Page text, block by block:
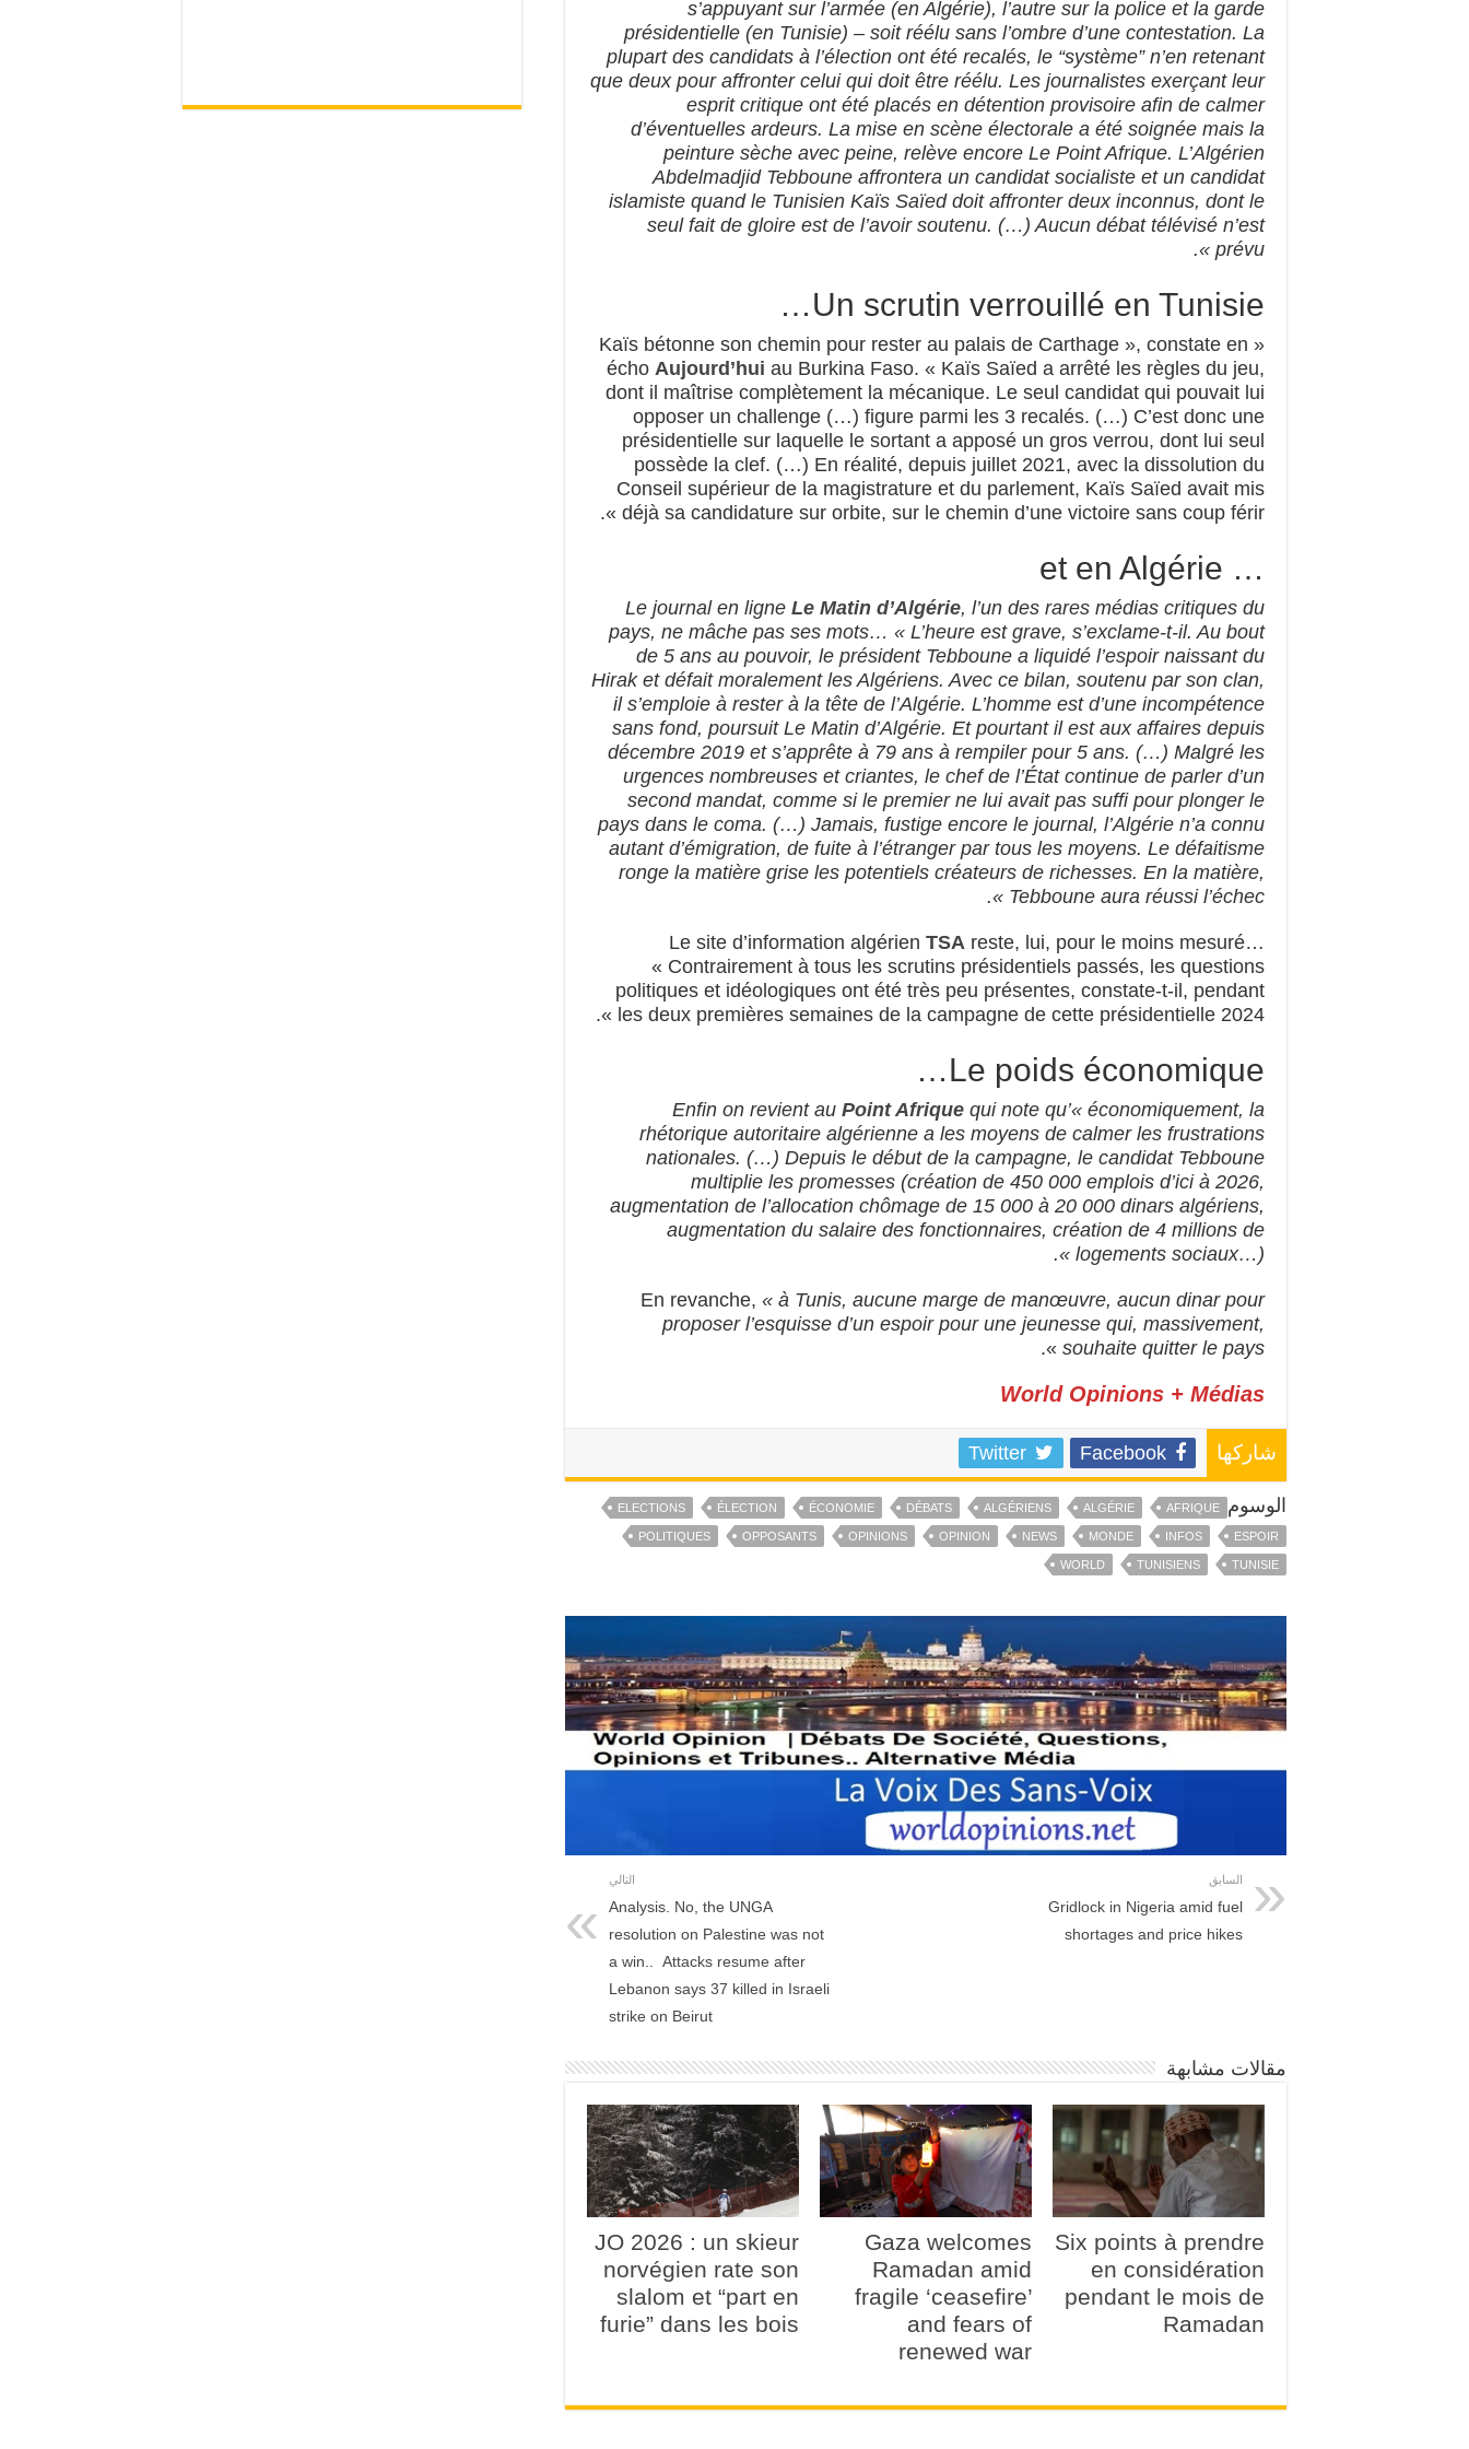
s’appuyant sur l’armée (en Algérie), l’autre sur la police et la garde
présidentielle (en Tunisie) – soit réélu sans l’ombre d’une contestation. La
plupart des candidats à l’élection ont été recalés, le “système” n’en retenant
que deux pour affronter celui qui doit être réélu. Les journalistes exerçant leur
esprit critique ont été placés en détention provisoire afin de calmer
d’éventuelles ardeurs. La mise en scène électorale a été soignée mais la
peinture sèche avec peine, relève encore Le Point Afrique. L’Algérien
Abdelmadjid Tebboune affrontera un candidat socialiste et un candidat
islamiste quand le Tunisien Kaïs Saïed doit affronter deux inconnus, dont le
seul fait de gloire est de l’avoir soutenu. (…) Aucun débat télévisé n’est
prévu ».
Un scrutin verrouillé en Tunisie…
« Kaïs bétonne son chemin pour rester au palais de Carthage », constate en
écho Aujourd’hui au Burkina Faso. « Kaïs Saïed a arrêté les règles du jeu,
dont il maîtrise complètement la mécanique. Le seul candidat qui pouvait lui
opposer un challenge (…) figure parmi les 3 recalés. (…) C’est donc une
présidentielle sur laquelle le sortant a apposé un gros verrou, dont lui seul
possède la clef. (…) En réalité, depuis juillet 2021, avec la dissolution du
Conseil supérieur de la magistrature et du parlement, Kaïs Saïed avait mis
déjà sa candidature sur orbite, sur le chemin d’une victoire sans coup férir ».
… et en Algérie
Le journal en ligne Le Matin d’Algérie, l’un des rares médias critiques du
pays, ne mâche pas ses mots… « L’heure est grave, s’exclame-t-il. Au bout
de 5 ans au pouvoir, le président Tebboune a liquidé l’espoir naissant du
Hirak et défait moralement les Algériens. Avec ce bilan, soutenu par son clan,
il s’emploie à rester à la tête de l’Algérie. L’homme est d’une incompétence
sans fond, poursuit Le Matin d’Algérie. Et pourtant il est aux affaires depuis
décembre 2019 et s’apprête à 79 ans à rempiler pour 5 ans. (…) Malgré les
urgences nombreuses et criantes, le chef de l’État continue de parler d’un
second mandat, comme si le premier ne lui avait pas suffi pour plonger le
pays dans le coma. (…) Jamais, fustige encore le journal, l’Algérie n’a connu
autant d’émigration, de fuite à l’étranger par tous les moyens. Le défaitisme
ronge la matière grise les potentiels créateurs de richesses. En la matière,
Tebboune aura réussi l’échec ».
Le site d’information algérien TSA reste, lui, pour le moins mesuré…
« Contrairement à tous les scrutins présidentiels passés, les questions
politiques et idéologiques ont été très peu présentes, constate-t-il, pendant
les deux premières semaines de la campagne de cette présidentielle 2024 ».
Le poids économique…
Enfin on revient au Point Afrique qui note qu’« économiquement, la
rhétorique autoritaire algérienne a les moyens de calmer les frustrations
nationales. (…) Depuis le début de la campagne, le candidat Tebboune
multiplie les promesses (création de 450 000 emplois d’ici à 2026,
augmentation de l’allocation chômage de 15 000 à 20 000 dinars algériens,
augmentation du salaire des fonctionnaires, création de 4 millions de
logements sociaux…) ».
En revanche, « à Tunis, aucune marge de manœuvre, aucun dinar pour
proposer l’esquisse d’un espoir pour une jeunesse qui, massivement,
souhaite quitter le pays
».
World Opinions + Médias
شاركها Facebook
Twitter
الوسوم AFRIQUE
ALGÉRIE
ALGÉRIENS
DÉBATS
ÉCONOMIE
ÉLECTION
ELECTIONS
ESPOIR
INFOS
MONDE
NEWS
OPINION
OPINIONS
OPPOSANTS
POLITIQUES
TUNISIE
TUNISIENS
WORLD
السابق
Gridlock in Nigeria amid fuel
shortages and price hikes
التالي
Analysis. No, the UNGA
resolution on Palestine was not
a win.. Attacks resume after
Lebanon says 37 killed in Israeli
strike on Beirut
مقالات مشابهة
Six points à prendre
en considération
pendant le mois de
Ramadan
Gaza welcomes
Ramadan amid
fragile ‘ceasefire’
and fears of
renewed war
JO 2026 : un skieur
norvégien rate son
slalom et “part en
furie” dans les bois